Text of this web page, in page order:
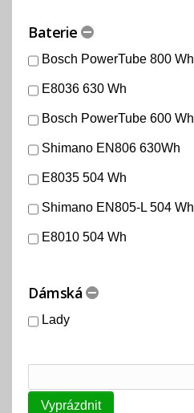
Baterie
Bosch PowerTube 800 Wh
E8036 630 Wh
Bosch PowerTube 600 Wh
Shimano EN806 630Wh
E8035 504 Wh
Shimano EN805-L 504 Wh
E8010 504 Wh
Dámská
Lady